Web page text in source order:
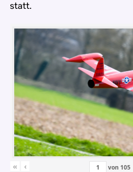
statt.
« ‹ von 105